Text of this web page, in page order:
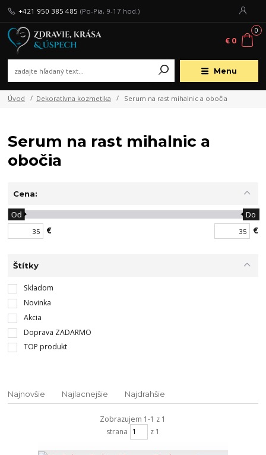
Menu
+421 950 385 485 (Po-Pia, 9-17 hod.)
0
€ 0
Úvod Dekoratívna kozmetika Serum na rast mihalnic a obočia
Serum na rast mihalnic a
obočia
Cena:
€
Od Do
€
Štítky
Skladom
Novinka
Akcia
Doprava ZADARMO
TOP produkt
Najnovšie Najlacnejšie Najdrahšie
Zobrazujem 1-1 z 1
strana
z 1